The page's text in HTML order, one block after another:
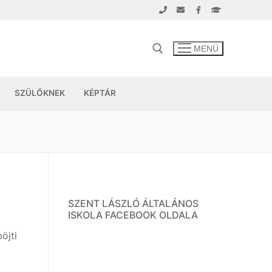
MENÜ
SZÜLŐKNEK KÉPTÁR
SZENT LÁSZLÓ ÁLTALÁNOS
ISKOLA FACEBOOK OLDALA